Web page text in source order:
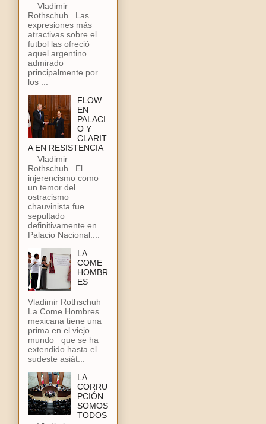
Vladimir
Rothschuh Las
expresiones más
atractivas sobre el
futbol las ofreció
aquel argentino
admirado
principalmente por
los ...
FLOW
EN
PALACI
O Y
CLARIT
A EN RESISTENCIA
Vladimir
Rothschuh El
injerencismo como
un temor del
ostracismo
chauvinista fue
sepultado
definitivamente en
Palacio Nacional....
LA
COME
HOMBR
ES
Vladimir Rothschuh
La Come Hombres
mexicana tiene una
prima en el viejo
mundo que se ha
extendido hasta el
sudeste asiát...
LA
CORRU
PCIÓN
SOMOS
TODOS